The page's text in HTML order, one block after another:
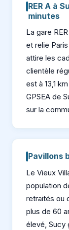
RER A à
minutes
La gare
et relie
attire les
clientèle
est à 13,1
GPSEA de
sur la
Pavillons
Le Vieux
population
retraités ou
plus de 60
élevé, Sucy